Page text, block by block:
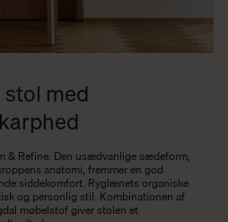
med
& Refine. Den usædvanlige sædeform,
anatomi, fremmer en god
siddekomfort. Ryglænets organiske
og personlig stil. Kombinationen af
møbelstof giver stolen et